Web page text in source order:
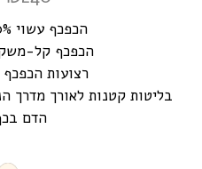
הכפכף עשוי 100% קרוסלייט
הכפכף קל-
רצועות הכפכף
בליטות קטנות לאורך מדרך
הדם